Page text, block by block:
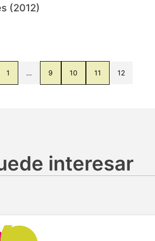
(2012)
1 … 9 10 11 12
interesar